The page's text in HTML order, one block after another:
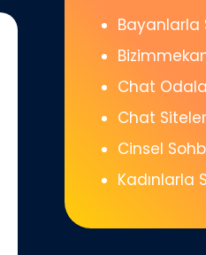
Bayanlarla
Chat
Chat
Cinsel
Kadınlarla